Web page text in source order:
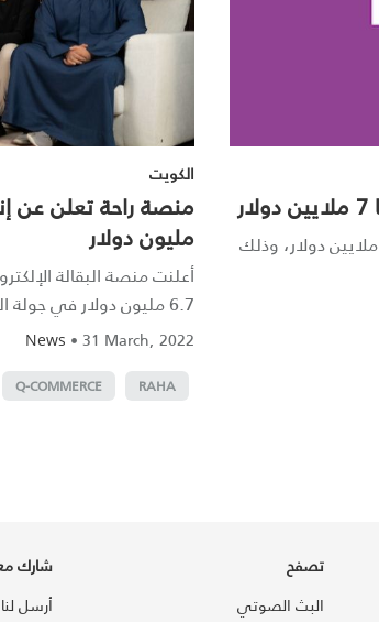
جمعت شركة "راحة"، الكويتية، جولة استثمارية (Pre-Series A)، قيمتها 7 ملايين دولار، وذلك
الكويت
مليون دولار
أعلنت منصة البقالة
6.7 مليون دولار في جولة البذور بقياد...
News •31 March, 2022
RAHA
Q-COMMERCE
تصفح
البث الصوتي
شارك
أرسل